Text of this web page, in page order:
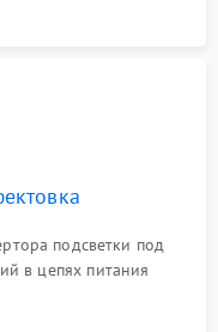
подсветки под
в цепях питания
состояния жесткого
POST-карт и